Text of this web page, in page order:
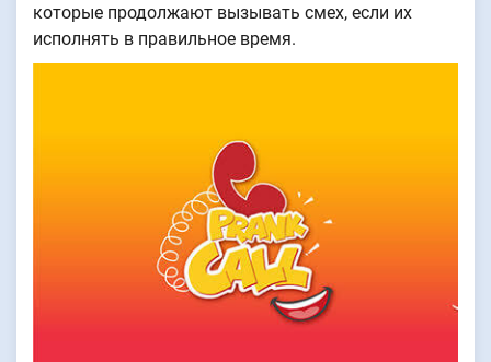
которые продолжают вызывать смех, если их
исполнять в правильное время.